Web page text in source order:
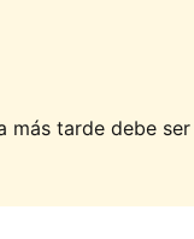
más tarde debe ser